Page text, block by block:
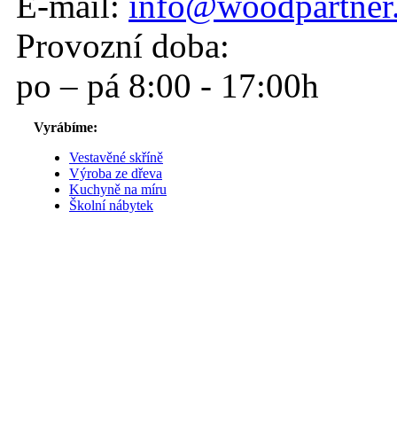
Provozní doba:
po – pá 8:00 - 17:00h
Vyrábíme:
Vestavěné skříně
Výroba ze dřeva
Kuchyně na míru
Školní nábytek